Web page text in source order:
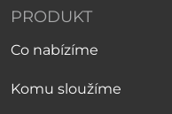
PRODUKT
Co nabízíme
Komu sloužíme